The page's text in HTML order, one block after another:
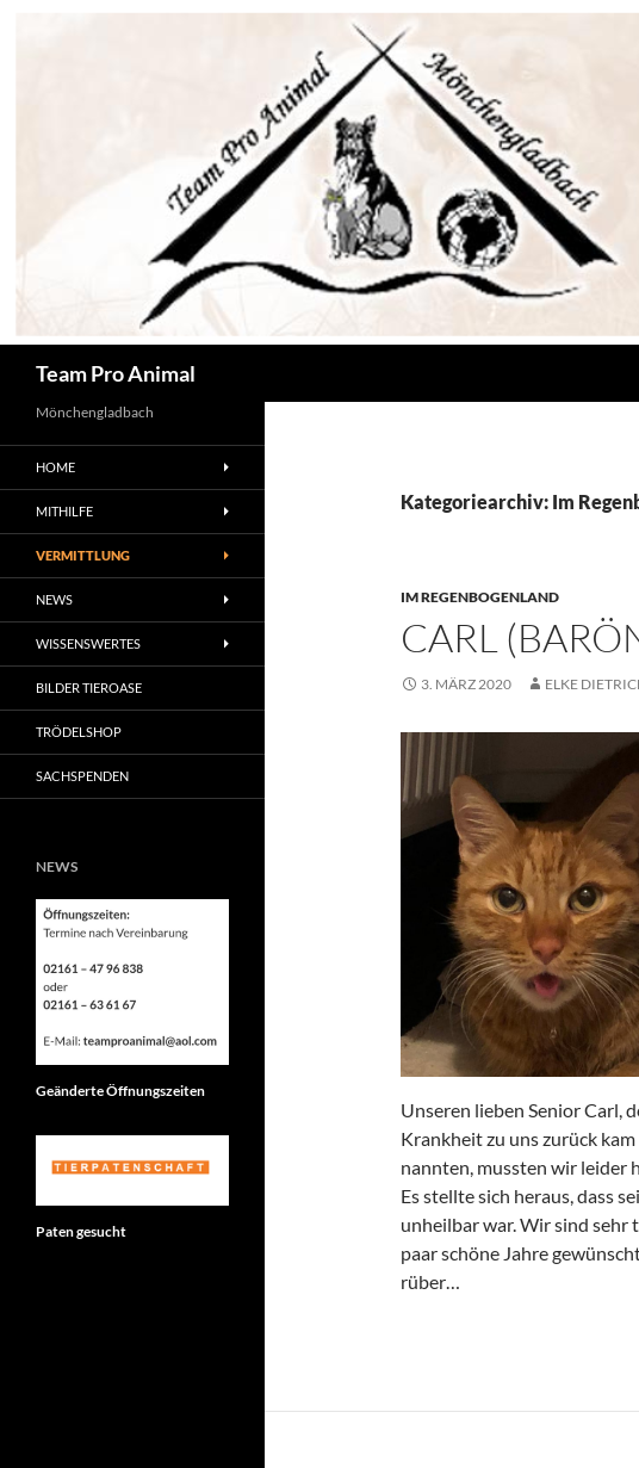
Team Pro Animal
Kategoriearchiv: Im
IM REGENBOGENLAND
CARL
3. MÄRZ 2020 ELKE
Unseren lieben Senior Carl,
Krankheit zu uns zurück
nannten, mussten wir leider
Es stellte sich heraus, dass
unheilbar war. Wir sind sehr
paar schöne Jahre
rüber…
Mönchengladbach
HOME
MITHILFE
VERMITTLUNG
NEWS
WISSENSWERTES
BILDER TIEROASE
TRÖDELSHOP
SACHSPENDEN
NEWS
Geänderte Öffnungszeiten
Paten gesucht